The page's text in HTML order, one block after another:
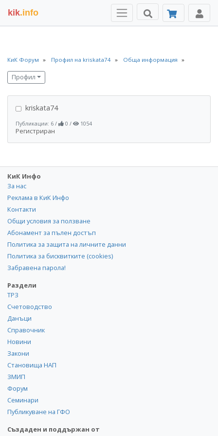
kik.info
КиК Форум Профил на kriskata74 Обща информация
Профил
kriskata74
Публикации: 6 / 0 / 1054
Регистриран
КиК Инфо
За нас
Реклама в КиК Инфо
Контакти
Общи условия за ползване
Абонамент за пълен достъп
Политика за защита на личните данни
Политика за бисквитките (cookies)
Забравена парола!
Раздели
ТРЗ
Счетоводство
Данъци
Справочник
Новини
Закони
Становища НАП
ЗМИП
Форум
Семинари
Публикуване на ГФО
Създаден и поддържан от